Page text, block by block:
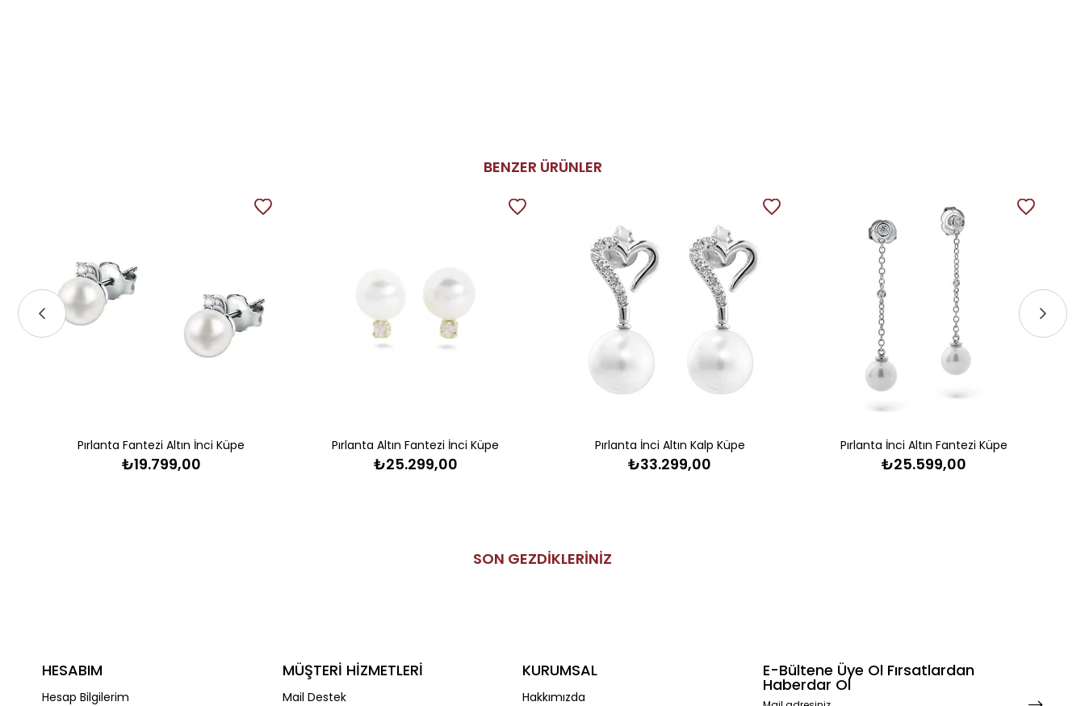
BENZER ÜRÜNLER
Pırlanta Fantezi Altın İnci Küpe
₺19.799,00
Pırlanta Altın Fantezi İnci Küpe
₺25.299,00
Pırlanta İnci Altın Kalp Küpe
₺33.299,00
Pırlanta İnci Altın Fantezi Küpe
₺25.599,00
SON GEZDİKLERİNİZ
HESABIM
Hesap Bilgilerim
MÜŞTERİ HİZMETLERİ
Mail Destek
KURUMSAL
Hakkımızda
E-Bültene Üye Ol Fırsatlardan
Haberdar Ol